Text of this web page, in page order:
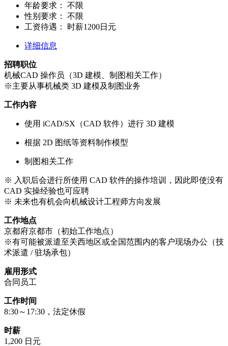
年龄要求：
不限
性别要求：
不限
工资待遇：
时薪1200日元
详细信息
招聘职位
机械CAD 操作员（3D 建模、制图相关工作）
※主要从事机械类 3D 建模及制图业务
工作内容
使用 iCAD/SX（CAD 软件）进行 3D 建模
根据 2D 图纸等资料制作模型
制图相关工作
※ 入职后会进行所使用 CAD 软件的操作培训，因此即使没有
CAD 实操经验也可应聘
※ 未来也有机会向机械设计工程师方向发展
工作地点
京都府京都市（初始工作地点）
※有可能被派遣至关西地区或全国范围内的客户现场办公（技
术派遣 / 驻场承包）
雇用形式
合同员工
工作时间
8:30～17:30，法定休假
时薪
1,200 日元